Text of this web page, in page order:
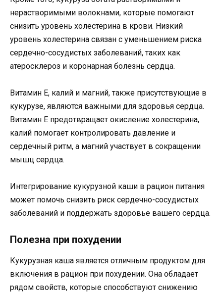
нерастворимыми волокнами, которые помогают
снизить уровень холестерина в крови. Низкий
уровень холестерина связан с уменьшением риска
сердечно-сосудистых заболеваний, таких как
атеросклероз и коронарная болезнь сердца.
Витамин Е, калий и магний, также присутствующие в
кукурузе, являются важными для здоровья сердца.
Витамин Е предотвращает окисление холестерина,
калий помогает контролировать давление и
сердечный ритм, а магний участвует в сокращении
мышц сердца.
Интегрирование кукурузной каши в рацион питания
может помочь снизить риск сердечно-сосудистых
заболеваний и поддержать здоровье вашего сердца.
Полезна при похудении
Кукурузная каша является отличным продуктом для
включения в рацион при похудении. Она обладает
рядом свойств, которые способствуют снижению